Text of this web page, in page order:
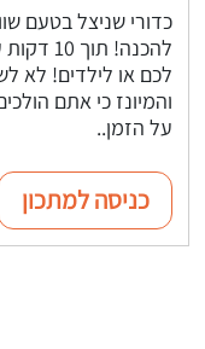
כדורי שניצל בטעם
להכנה!
לכם או לילדים! לא
והמיונז כי אתם
על הזמן..
כניסה למתכון